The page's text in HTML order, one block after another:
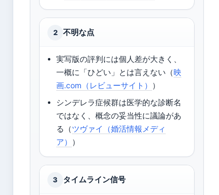
2 不明な点
実写版の評判には個人差が大きく、
一概に「ひどい」とは言えない（映
画.com（レビューサイト） ）
シンデレラ症候群は医学的な診断名
ではなく、概念の妥当性に議論があ
る（ツヴァイ（婚活情報メディ
ア） ）
3 タイムライン信号